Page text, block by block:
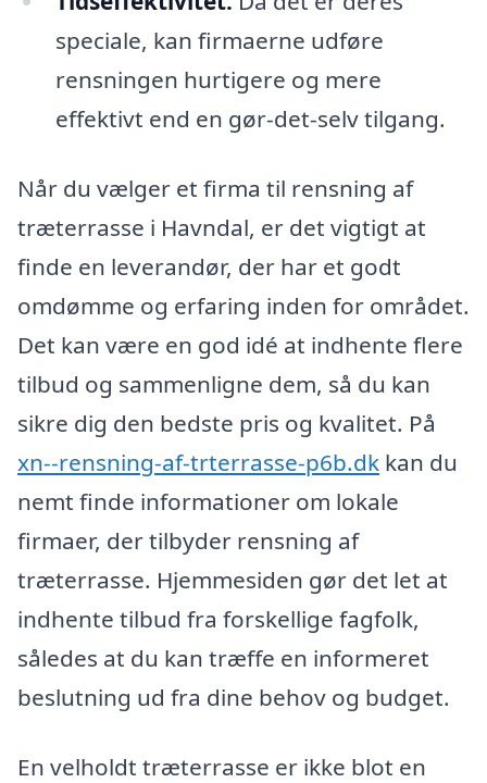
speciale, kan firmaerne udføre
rensningen hurtigere og mere
effektivt end en gør-det-selv tilgang.
Når du vælger et firma til rensning af
træterrasse i Havndal, er det vigtigt at
finde en leverandør, der har et godt
omdømme og erfaring inden for området.
Det kan være en god idé at indhente flere
tilbud og sammenligne dem, så du kan
sikre dig den bedste pris og kvalitet. På
xn--rensning-af-trterrasse-p6b.dk kan du
nemt finde informationer om lokale
firmaer, der tilbyder rensning af
træterrasse. Hjemmesiden gør det let at
indhente tilbud fra forskellige fagfolk,
således at du kan træffe en informeret
beslutning ud fra dine behov og budget.
En velholdt træterrasse er ikke blot en